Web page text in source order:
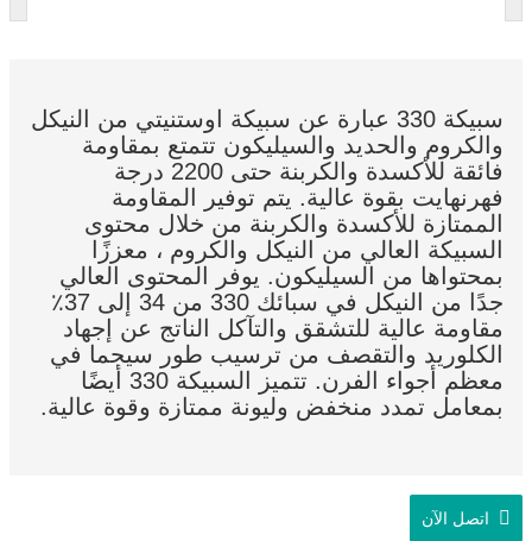
سبيكة 330 عبارة عن سبيكة أوستنيتي من النيكل
والكروم والحديد والسيليكون تتمتع بمقاومة
فائقة للأكسدة والكربنة حتى 2200 درجة
فهرنهايت بقوة عالية. يتم توفير المقاومة
الممتازة للأكسدة والكربنة من خلال محتوى
السبيكة العالي من النيكل والكروم ، معززًا
بمحتواها من السيليكون. يوفر المحتوى العالي
جدًا من النيكل في سبائك 330 من 34 إلى 37٪
مقاومة عالية للتشقق والتآكل الناتج عن إجهاد
الكلوريد والتقصف من ترسيب طور سيجما في
معظم أجواء الفرن. تتميز السبيكة 330 أيضًا
بمعامل تمدد منخفض وليونة ممتازة وقوة عالية.
اتصل الآن